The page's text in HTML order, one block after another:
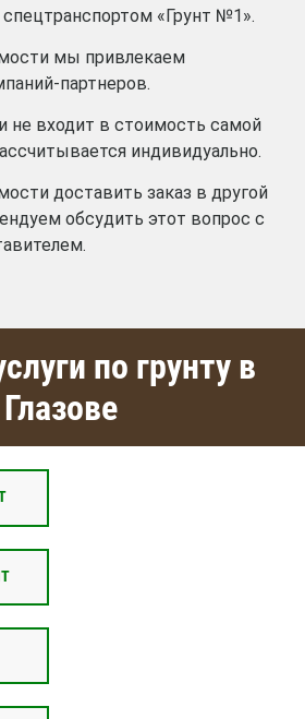
«Грунт №1».
мы привлекаем
партнеров.
не входит в стоимость самой
индивидуально.
доставить заказ в другой
обсудить этот вопрос с
по грунту в
Глазове